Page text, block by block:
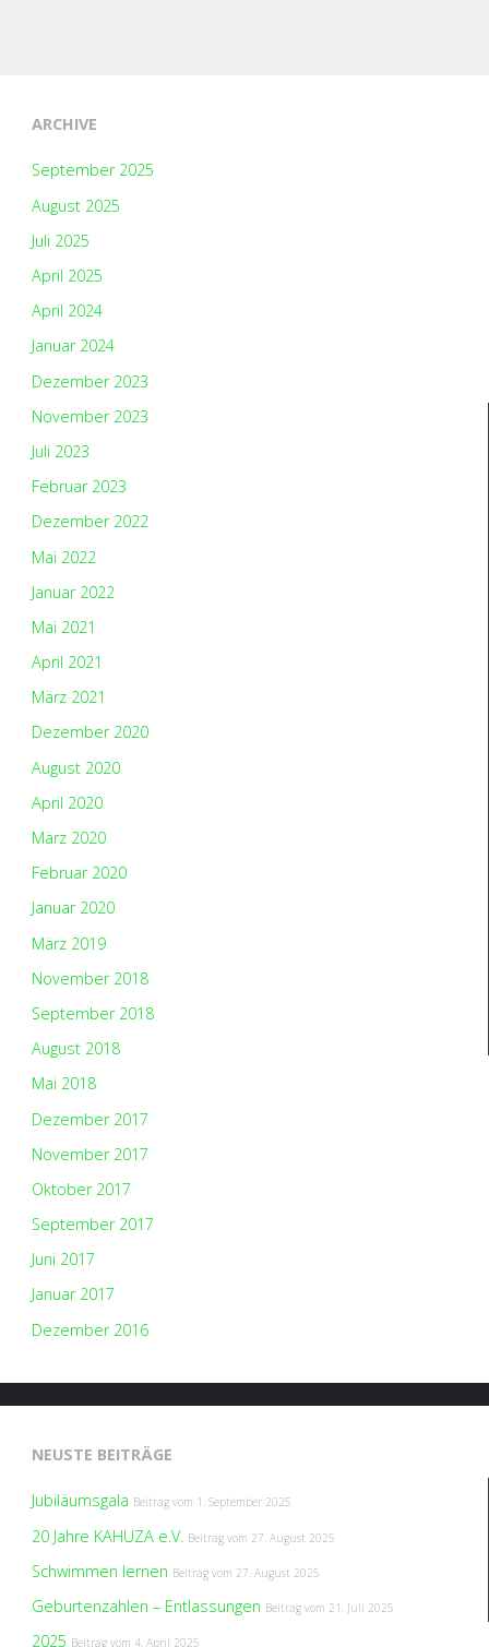
ARCHIVE
September 2025
August 2025
Juli 2025
April 2025
April 2024
Januar 2024
Dezember 2023
November 2023
Juli 2023
Februar 2023
Dezember 2022
Mai 2022
Januar 2022
Mai 2021
April 2021
März 2021
Dezember 2020
August 2020
April 2020
März 2020
Februar 2020
Januar 2020
März 2019
November 2018
September 2018
August 2018
Mai 2018
Dezember 2017
November 2017
Oktober 2017
September 2017
Juni 2017
Januar 2017
Dezember 2016
NEUSTE BEITRÄGE
Jubiläumsgala Beitrag vom 1. September 2025
20 Jahre KAHUZA e.V. Beitrag vom 27. August 2025
Schwimmen lernen Beitrag vom 27. August 2025
Geburtenzahlen – Entlassungen Beitrag vom 21. Juli 2025
2025 Beitrag vom 4. April 2025